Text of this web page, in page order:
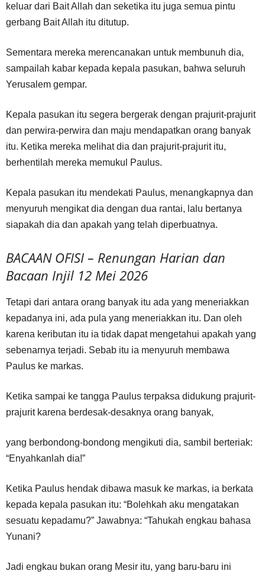
keluar dari Bait Allah dan seketika itu juga semua pintu
gerbang Bait Allah itu ditutup.
Sementara mereka merencanakan untuk membunuh dia,
sampailah kabar kepada kepala pasukan, bahwa seluruh
Yerusalem gempar.
Kepala pasukan itu segera bergerak dengan prajurit-prajurit
dan perwira-perwira dan maju mendapatkan orang banyak
itu. Ketika mereka melihat dia dan prajurit-prajurit itu,
berhentilah mereka memukul Paulus.
Kepala pasukan itu mendekati Paulus, menangkapnya dan
menyuruh mengikat dia dengan dua rantai, lalu bertanya
siapakah dia dan apakah yang telah diperbuatnya.
BACAAN OFISI – Renungan Harian dan
Bacaan Injil 12 Mei 2026
Tetapi dari antara orang banyak itu ada yang meneriakkan
kepadanya ini, ada pula yang meneriakkan itu. Dan oleh
karena keributan itu ia tidak dapat mengetahui apakah yang
sebenarnya terjadi. Sebab itu ia menyuruh membawa
Paulus ke markas.
Ketika sampai ke tangga Paulus terpaksa didukung prajurit-
prajurit karena berdesak-desaknya orang banyak,
yang berbondong-bondong mengikuti dia, sambil berteriak:
“Enyahkanlah dia!”
Ketika Paulus hendak dibawa masuk ke markas, ia berkata
kepada kepala pasukan itu: “Bolehkah aku mengatakan
sesuatu kepadamu?” Jawabnya: “Tahukah engkau bahasa
Yunani?
Jadi engkau bukan orang Mesir itu, yang baru-baru ini